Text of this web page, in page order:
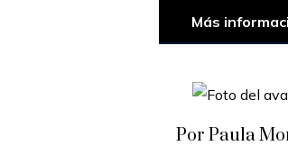
Más
Por Paula